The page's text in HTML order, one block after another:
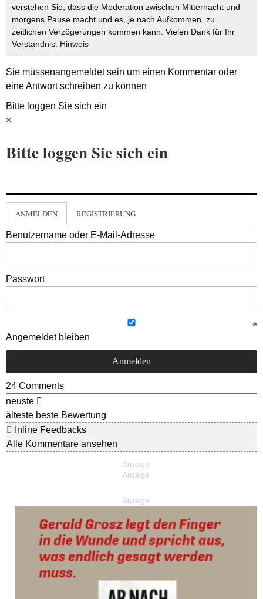
verstehen Sie, dass die Moderation zwischen Mitternacht und
morgens Pause macht und es, je nach Aufkommen, zu
zeitlichen Verzögerungen kommen kann. Vielen Dank für Ihr
Verständnis. Hinweis
Sie müssenangemeldetsein um einen Kommentar oder
eine Antwort schreiben zu können
Bitte loggen Sie sich ein
×
Bitte loggen Sie sich ein
ANMELDEN REGISTRIERUNG
Benutzername oder E-Mail-Adresse
Passwort
Angemeldet bleiben
24 Comments
neuste
älteste beste Bewertung
Inline Feedbacks
Alle Kommentare ansehen
Anzeige